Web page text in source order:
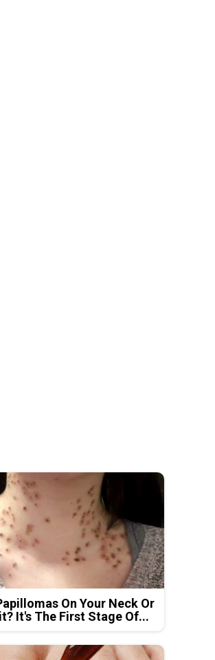
On Your Neck Or
It's The First Stage Of...